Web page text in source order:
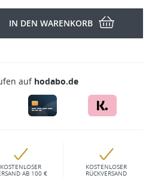
IN DEN WARENKORB
auf hodabo.de
KOSTENLOSER
AB 100 €
KOSTENLOSER
RÜCKVERSAND